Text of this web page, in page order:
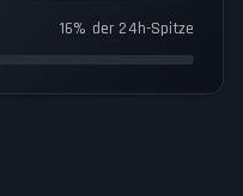
16% der 24h-Spitze